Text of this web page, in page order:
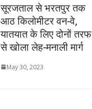
सूरजताल से भरतपुर तक
आठ किलोमीटर वन-वे,
यातयात के लिए दोनों तरफ
से खोला लेह-मनाली मार्ग
May 30, 2023